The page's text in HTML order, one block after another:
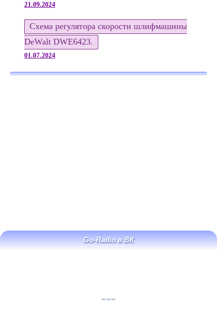
21.09.2024
Схема регулятора скорости шлифмашины
DeWalt DWE6423.
01.07.2024
Go-Radio в ВК